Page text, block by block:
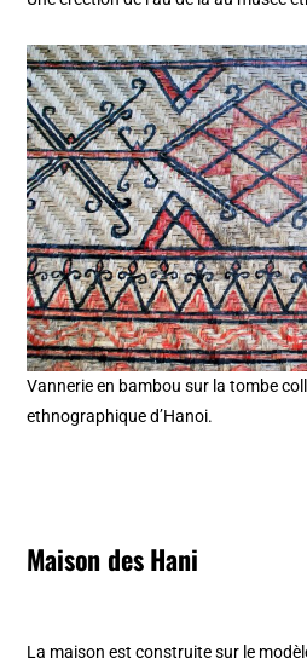
Vannerie en bambou sur la tombe
ethnographique d’Hanoi.
Maison des Hani
La maison est construite sur le